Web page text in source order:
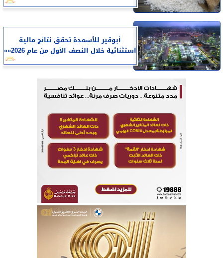
أبوقير للأسمدة تحقق نتائج مالية
استثنائية خلال النصف الأول من عام 2026«»